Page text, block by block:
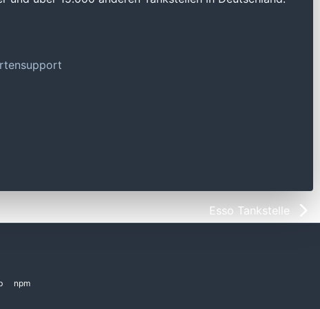
Esso Tankstelle
npm